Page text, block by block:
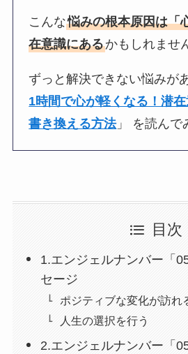
こんな悩みの根本原因は「
在意識にあるかもしれませ
ずっと解決できない悩みが
1時間で心が軽くなる！潜
書き換える方法」 を読んで
目次
1.エンジェルナンバー「
セージ
ポジティブな変化が訪れ
人生の選択を行う
2.エンジェルナンバー「